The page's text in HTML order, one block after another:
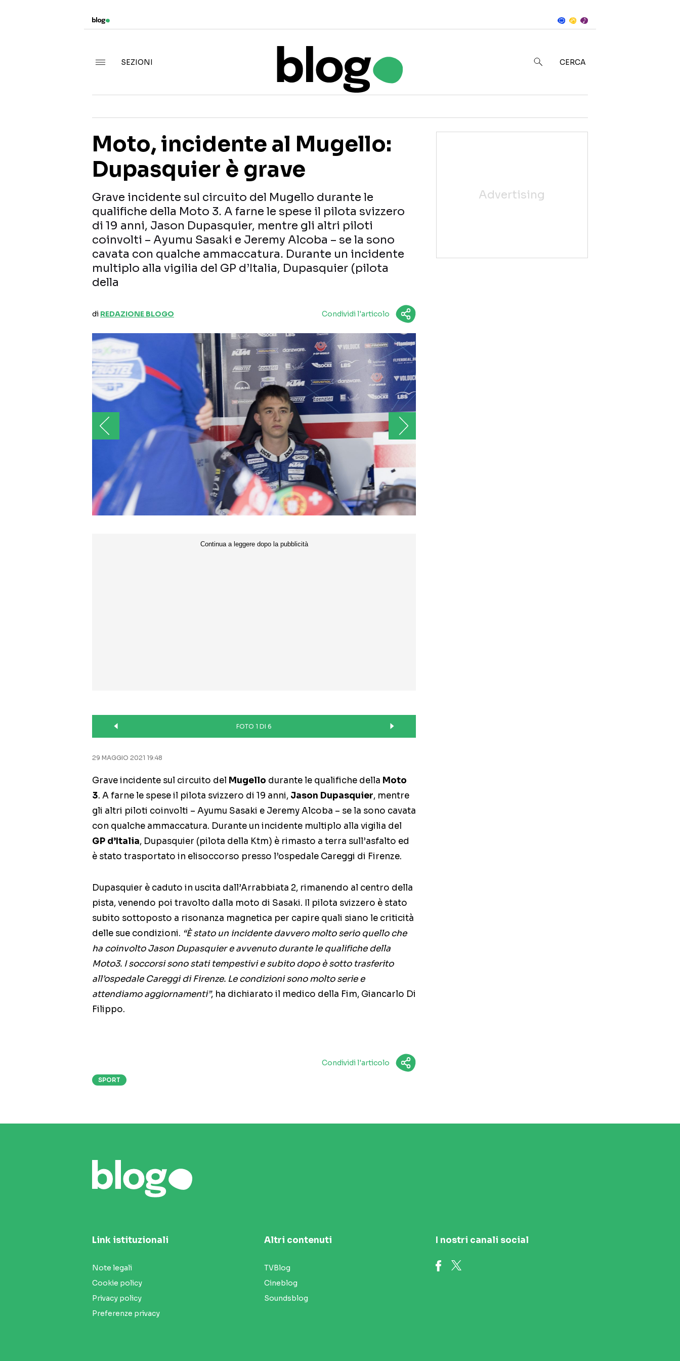
in Notizie
SEZIONI CERCA
Moto, incidente al Mugello:
Dupasquier è grave
Grave incidente sul circuito del Mugello durante le
qualifiche della Moto 3. A farne le spese il pilota svizzero
di 19 anni, Jason Dupasquier, mentre gli altri piloti
coinvolti – Ayumu Sasaki e Jeremy Alcoba – se la sono
cavata con qualche ammaccatura. Durante un incidente
multiplo alla vigilia del GP d’Italia, Dupasquier (pilota
della
di REDAZIONE BLOGO Condividi l'articolo
FOTO 1 DI 6
29 MAGGIO 2021 19:48
Grave incidente sul circuito del Mugello durante le qualifiche della Moto
3. A farne le spese il pilota svizzero di 19 anni, Jason Dupasquier, mentre
gli altri piloti coinvolti – Ayumu Sasaki e Jeremy Alcoba – se la sono cavata
con qualche ammaccatura. Durante un incidente multiplo alla vigilia del
GP d’Italia, Dupasquier (pilota della Ktm) è rimasto a terra sull’asfalto ed
è stato trasportato in elisoccorso presso l’ospedale Careggi di Firenze.
Dupasquier è caduto in uscita dall’Arrabbiata 2, rimanendo al centro della
pista, venendo poi travolto dalla moto di Sasaki. Il pilota svizzero è stato
subito sottoposto a risonanza magnetica per capire quali siano le criticità
delle sue condizioni. “È stato un incidente davvero molto serio quello che
ha coinvolto Jason Dupasquier e avvenuto durante le qualifiche della
Moto3. I soccorsi sono stati tempestivi e subito dopo è sotto trasferito
all’ospedale Careggi di Firenze. Le condizioni sono molto serie e
attendiamo aggiornamenti”, ha dichiarato il medico della Fim, Giancarlo Di
Filippo.
Condividi l'articolo
SPORT
Link istituzionali
Note legali
Cookie policy
Privacy policy
Preferenze privacy
Altri contenuti
TVBlog
Cineblog
Soundsblog
I nostri canali social